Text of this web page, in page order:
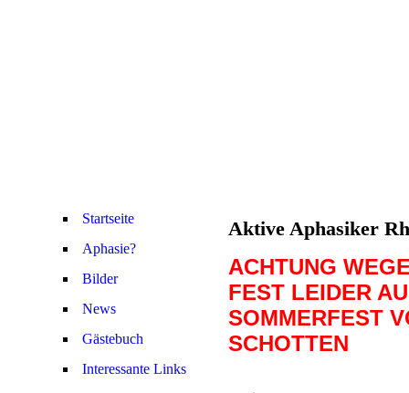
Startseite
Aphasie?
Bilder
News
Gästebuch
Interessante Links
Aktive Aphasiker
ACHTUNG
FEST LEIDER
SOMMERFEST
SCHOTTEN